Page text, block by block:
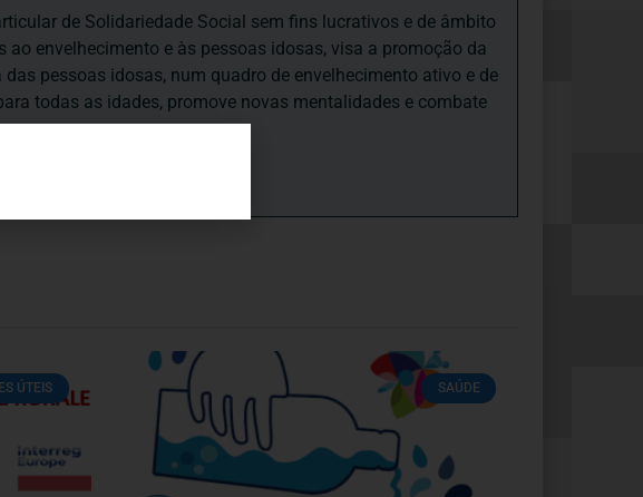
de Solidariedade Social sem fins lucrativos e de âmbito
envelhecimento e às pessoas idosas, visa a promoção da
pessoas idosas, num quadro de envelhecimento ativo e de
todas as idades, promove novas mentalidades e combate
ÚTEIS SAÚDE